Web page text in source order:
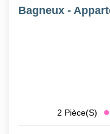
2 Pièce(s)